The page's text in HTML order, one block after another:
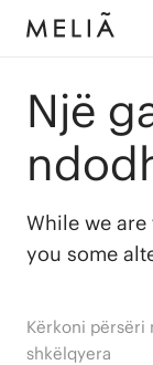
Një
While we
you some
Kërkoni përsëri
shkëlqyera